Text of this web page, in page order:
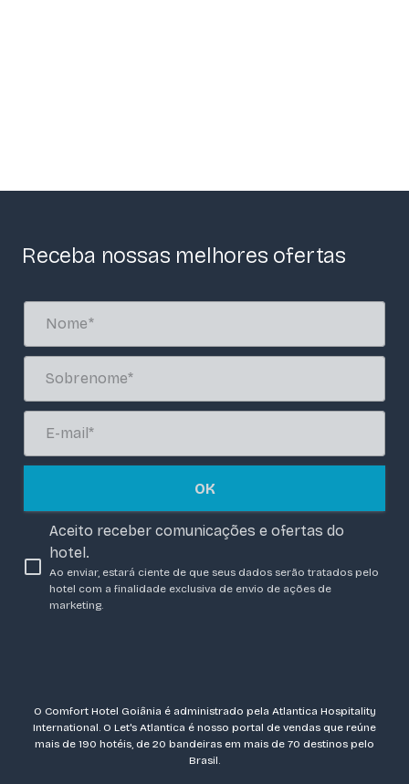
Receba nossas melhores ofertas
OK
Aceito receber comunicações e ofertas do
hotel.
Ao enviar, estará ciente de que seus dados serão tratados pelo
hotel com a finalidade exclusiva de envio de ações de
marketing.
O Comfort Hotel Goiânia é administrado pela Atlantica Hospitality
International. O Let's Atlantica é nosso portal de vendas que reúne
mais de 190 hotéis, de 20 bandeiras em mais de 70 destinos pelo
Brasil.